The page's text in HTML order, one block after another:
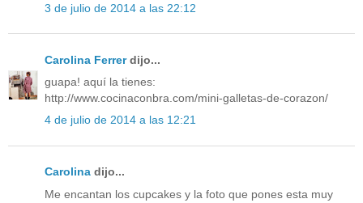
3 de julio de 2014 a las 22:12
Carolina Ferrerdijo...
guapa! aquí la tienes:
http://www.cocinaconbra.com/mini-galletas-de-corazon/
4 de julio de 2014 a las 12:21
Carolina dijo...
Me encantan los cupcakes y la foto que pones esta muy